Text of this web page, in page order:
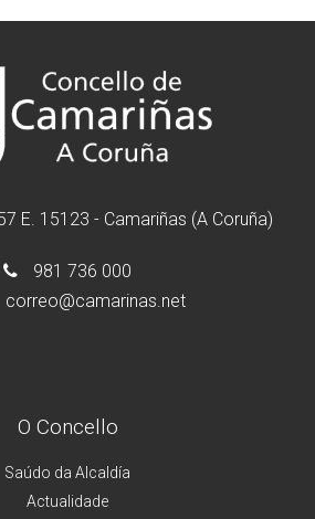
E. 15123 - Camariñas (A Coruña)
981 736 000
correo@camarinas.net
O Concello
Saúdo da Alcaldía
Actualidade